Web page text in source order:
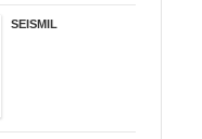
SEISMIL